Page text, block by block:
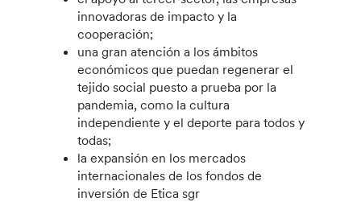
innovadoras de impacto y la
cooperación;
una gran atención a los ámbitos
económicos que puedan regenerar el
tejido social puesto a prueba por la
pandemia, como la cultura
independiente y el deporte para todos y
todas;
la expansión en los mercados
internacionales de los fondos de
inversión de Etica sgr